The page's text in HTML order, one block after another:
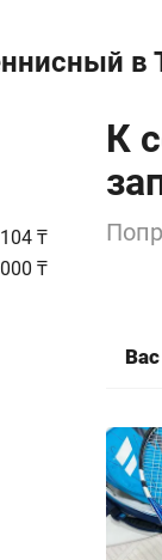
в
₸
₸
К